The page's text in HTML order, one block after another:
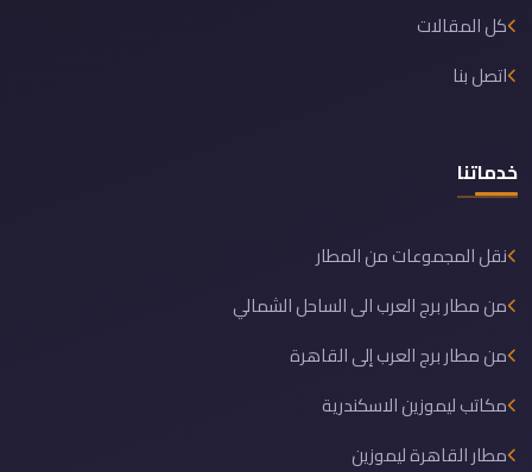
كل المقالات
اتصل بنا
خدماتنا
نقل المجموعات من المطار
من مطار برج العرب الى الساحل الشمالي
من مطار برج العرب إلى القاهرة
مكاتب ليموزين الاسكندرية
مطار القاهرة ليموزين